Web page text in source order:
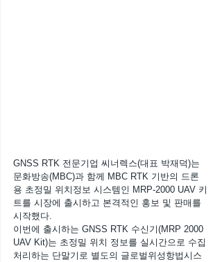
GNSS RTK 전문기업 씨너렉스(대표 박재덕)는
문화방송(MBC)과 함께 MBC RTK 기반의 드론
용 초정밀 위치정보 시스템인 MRP-2000 UAV 키
트를 시장에 출시하고 본격적인 홍보 및 판매를
시작했다.
이번에 출시하는 GNSS RTK 수신기(MRP 2000
UAV Kit)는 초정밀 위치 정보를 실시간으로 수집
처리하는 단말기로 별도의 글로벌위성항법시스